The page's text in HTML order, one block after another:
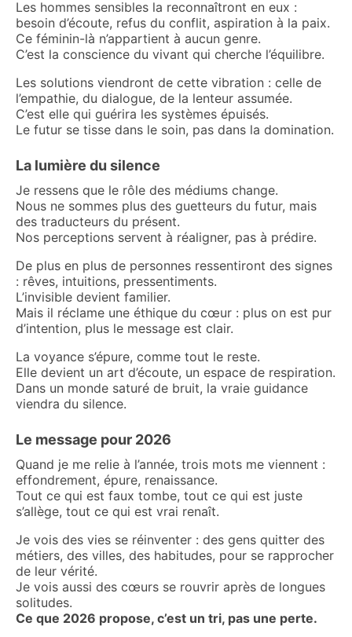
Les hommes sensibles la reconnaîtront en eux :
besoin d’écoute, refus du conflit, aspiration à la paix.
Ce féminin-là n’appartient à aucun genre.
C’est la conscience du vivant qui cherche l’équilibre.
Les solutions viendront de cette vibration : celle de
l’empathie, du dialogue, de la lenteur assumée.
C’est elle qui guérira les systèmes épuisés.
Le futur se tisse dans le soin, pas dans la domination.
La lumière du silence
Je ressens que le rôle des médiums change.
Nous ne sommes plus des guetteurs du futur, mais
des traducteurs du présent.
Nos perceptions servent à réaligner, pas à prédire.
De plus en plus de personnes ressentiront des signes
: rêves, intuitions, pressentiments.
L’invisible devient familier.
Mais il réclame une éthique du cœur : plus on est pur
d’intention, plus le message est clair.
La voyance s’épure, comme tout le reste.
Elle devient un art d’écoute, un espace de respiration.
Dans un monde saturé de bruit, la vraie guidance
viendra du silence.
Le message pour 2026
Quand je me relie à l’année, trois mots me viennent :
effondrement, épure, renaissance.
Tout ce qui est faux tombe, tout ce qui est juste
s’allège, tout ce qui est vrai renaît.
Je vois des vies se réinventer : des gens quitter des
métiers, des villes, des habitudes, pour se rapprocher
de leur vérité.
Je vois aussi des cœurs se rouvrir après de longues
solitudes.
Ce que 2026 propose, c’est un tri, pas une perte.